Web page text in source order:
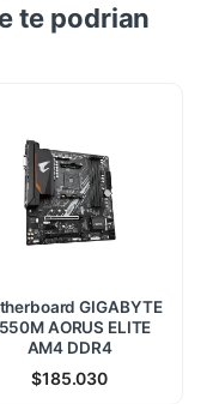
te podrian
GIGABYTE
AORUS ELITE
AM4 DDR4
$185.030